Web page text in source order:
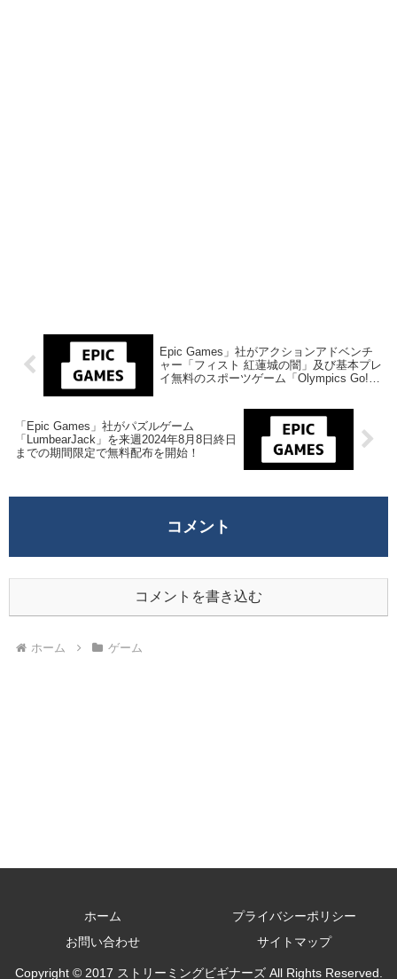
Epic Games」社がアクションアドベンチ
ャー「フィスト 紅蓮城の闇」及び基本プレ
イ無料のスポーツゲーム「Olympics Go!
料配布を開始！
「Epic Games」社がパズルゲーム
「LumbearJack」を来週2024年8月8日終日
までの期間限定で無料配布を開始！
コメント
コメントを書き込む
ホーム ゲーム
ホーム
プライバシーポリシー
お問い合わせ
サイトマップ
Copyright © 2017 ストリーミングビギナーズ All Rights Reserved.